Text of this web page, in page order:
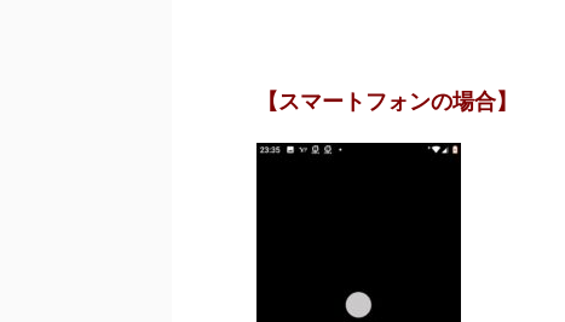
【スマートフォンの場合】